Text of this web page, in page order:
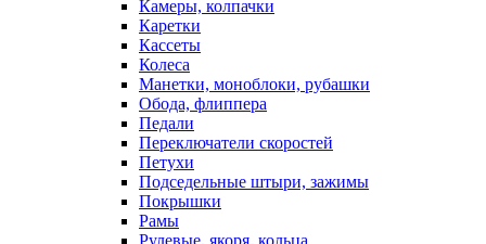
Камеры, колпачки
Каретки
Кассеты
Колеса
Манетки, моноблоки, рубашки
Обода, флиппера
Педали
Переключатели скоростей
Петухи
Подседельные штыри, зажимы
Покрышки
Рамы